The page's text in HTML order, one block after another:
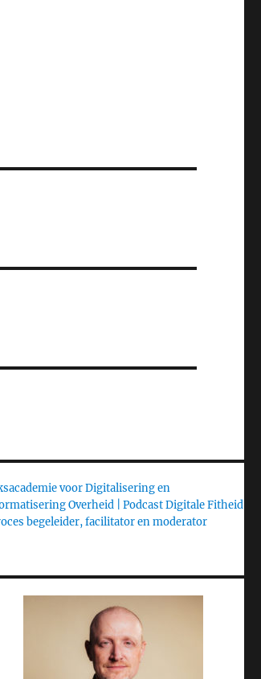
voor Digitalisering en
Overheid |
Podcast Digitale Fitheid
begeleider, facilitator en moderator